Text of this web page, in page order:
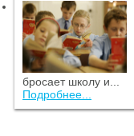
бросает школу и...
Подробнее...